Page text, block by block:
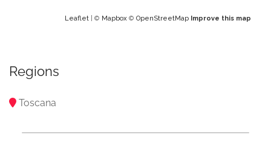
Leaflet | © Mapbox © OpenStreetMap Improve this map
Regions
Toscana